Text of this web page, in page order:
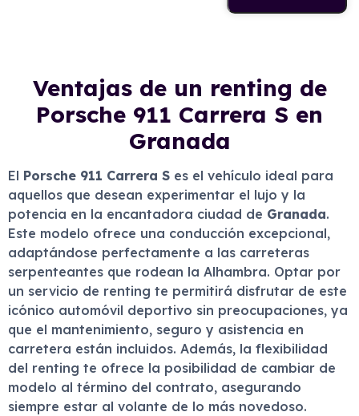
Ventajas de un renting de
Porsche 911 Carrera S en
Granada
El Porsche 911 Carrera S es el vehículo ideal para
aquellos que desean experimentar el lujo y la
potencia en la encantadora ciudad de Granada.
Este modelo ofrece una conducción excepcional,
adaptándose perfectamente a las carreteras
serpenteantes que rodean la Alhambra. Optar por
un servicio de renting te permitirá disfrutar de este
icónico automóvil deportivo sin preocupaciones, ya
que el mantenimiento, seguro y asistencia en
carretera están incluidos. Además, la flexibilidad
del renting te ofrece la posibilidad de cambiar de
modelo al término del contrato, asegurando
siempre estar al volante de lo más novedoso.